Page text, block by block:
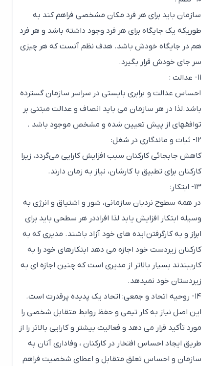
سازمان باید برای هر فرد مکان مشخصی فراهم کند به
طوریکه یک جایگاه برای هر فرد وجود داشته باشد و هر فرد
هم در جایگاه خودش باشد. هدف نظم آنست که هر چیزی
سر جای خودش قرار بگیرد.
احساس عدالت و برابری بایستی در سراسر سازمان گسترده
باشد.لذا در هر سازمان می باید انصاف و عدالت مبتنی بر
توافقهای از پیش تعیین شده و مشخص موجود باشد .
کاهش جابجائی کارکنان سبب افزایش کارایی می‌گردد، زیرا
کارکنان برای تطبیق با کارشان، نیاز به زمان دارند.
در همه سطوح نردبان سازمانی، شور و اشتیاق و انرژی به
وسیله ابتکار افزایش یابد لذا افراددر هر سطحی باید برای
ابراز و به کارگرفتن ایده های خود آزاد باشند. مدیری که به
کارکنان زیردست خود اجازه می دهد ابتکارهای خود را به
کارببندند بسیار بالاتر از مدیری است که چنین اجازه ای به
زیردستان خود نمیدهد.
: اتحاد یک پدیده پرقدرت است.
این اصل نیاز به کار تیمی و حفظ روابط متقابل شخصی را
مورد تأکید قرار می دهد و فعالیت بیشتر و کارایی بالاتر را از
طریق ایجاد احساس افتخار در کارکنان ، وفاداری آنان به
سازمان و احساس تعلق متقابل و اعطای شخصیت فراهم